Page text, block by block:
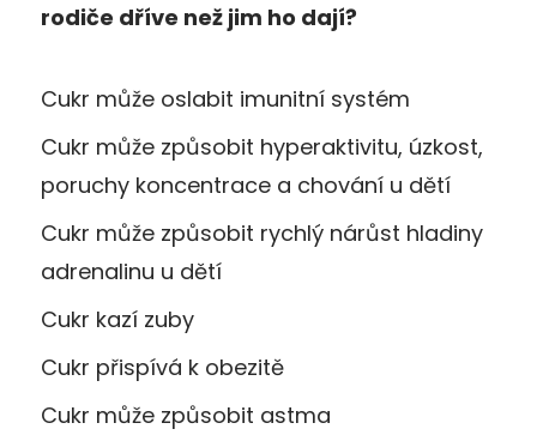
rodiče dříve než jim ho dají?
Cukr může oslabit imunitní systém
Cukr může způsobit hyperaktivitu, úzkost,
poruchy koncentrace a chování u dětí
Cukr může způsobit rychlý nárůst hladiny
adrenalinu u dětí
Cukr kazí zuby
Cukr přispívá k obezitě
Cukr může způsobit astma